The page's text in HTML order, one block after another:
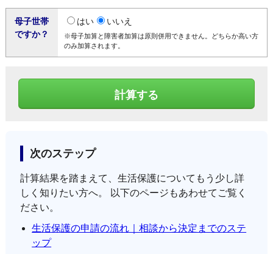
母子世帯
ですか？
はい いいえ
※母子加算と障害者加算は原則併用できません。どちらか高い方
のみ加算されます。
次のステップ
計算結果を踏まえて、生活保護についてもう少し詳
しく知りたい方へ。 以下のページもあわせてご覧く
ださい。
生活保護の申請の流れ｜相談から決定までのステ
ップ